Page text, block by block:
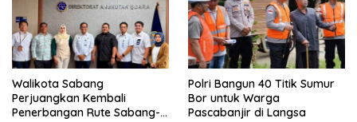
Walikota Sabang
Perjuangkan Kembali
Penerbangan Rute Sabang-
Polri Bangun 40 Titik Sumur
Bor untuk Warga
Pascabanjir di Langsa